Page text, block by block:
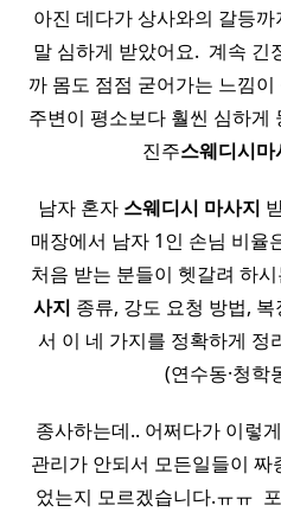
아진 데다가 상사와의 갈등
말 심하게 받았어요. ​ 계속 긴
까 몸도 점점 굳어가는 느낌
주변이 평소보다 훨씬 심하게
진주스웨디시마
남자 혼자 스웨디시 마사지
매장에서 남자 1인 손님 비율
처음 받는 분들이 헷갈려 하
사지 종류, 강도 요청 방법,
서 이 네 가지를 정확하게 정
(연수동·청학
종사하는데.. 어쩌다가 이렇
관리가 안되서 모든일들이
었는지 모르겠습니다.ㅠㅠ